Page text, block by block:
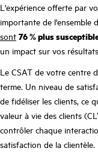
L'expérience offerte par
importante de l'ensemble
sont 76 % plus
un impact sur vos
Le CSAT de votre centre
terme. Un niveau de
de fidéliser les clients, ce
valeur à vie des clients
contrôler chaque
satisfaction de la clientèle.